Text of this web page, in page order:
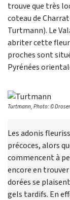
trouve que très
coteau de
Turtmann). Le
abriter cette fleur
proches sont
Pyrénées
Turtmann, Photo: ©
Les adonis
précoces, alors
commencent à
encore en trouver
dorées se
gels tardifs. En